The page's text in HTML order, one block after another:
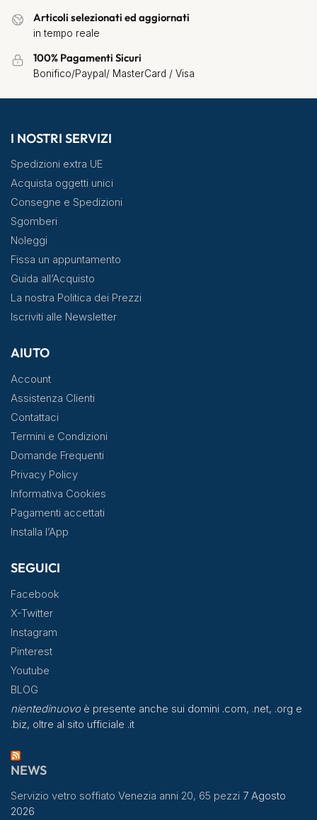
Articoli selezionati ed aggiornati
in tempo reale
100% Pagamenti Sicuri
Bonifico/Paypal/ MasterCard / Visa
I NOSTRI SERVIZI
Spedizioni extra UE
Acquista oggetti unici
Consegne e Spedizioni
Sgomberi
Noleggi
Fissa un appuntamento
Guida all’Acquisto
La nostra Politica dei Prezzi
Iscriviti alle Newsletter
AIUTO
Account
Assistenza Clienti
Contattaci
Termini e Condizioni
Domande Frequenti
Privacy Policy
Informativa Cookies
Pagamenti accettati
Installa l’App
SEGUICI
Facebook
X-Twitter
Instagram
Pinterest
Youtube
BLOG
nientedinuovoè presente anche sui domini .com, .net, .org e
.biz, oltre al sito ufficiale .it
NEWS
Servizio vetro soffiato Venezia anni 20, 65 pezzi 7 Agosto
2026